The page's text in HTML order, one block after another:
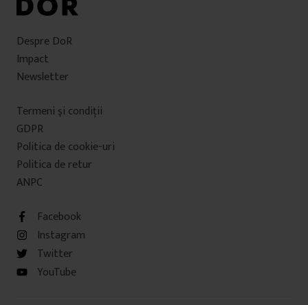
Despre DoR
Impact
Newsletter
Termeni şi condiţii
GDPR
Politica de cookie-uri
Politica de retur
ANPC
Facebook
Instagram
Twitter
YouTube